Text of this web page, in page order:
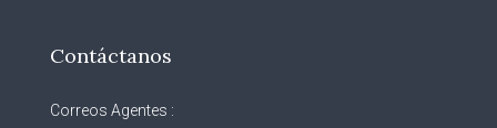
Contáctanos
Correos Agentes :